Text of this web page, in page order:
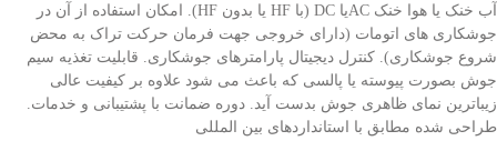
آب خنک یا هوا خنک ACیا DC (با HF یا بدون HF). امکان استفاده از آن در
جوشکاری های اتومات (دارای خروجی جهت فرمان حرکت تراک به محض
شروع جوشکاری). کنترل دیجیتال پارامترهای جوشکاری. قابلیت تغذیه سیم
جوش بصورت پیوسته یا پالسی که باعث می شود علاوه بر کیفیت عالی
زیباترین نمای ظاهری جوش بدست آید. دوره ضمانت با پشتیبانی و خدمات.
طراحی شده مطابق با استانداردهای بین المللی